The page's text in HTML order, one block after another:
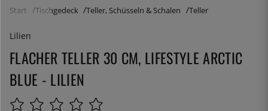
Start Tischgedeck Teller, Schüsseln & Schalen Teller
Lilien
FLACHER TELLER 30 CM, LIFESTYLE ARCTIC
BLUE - LILIEN